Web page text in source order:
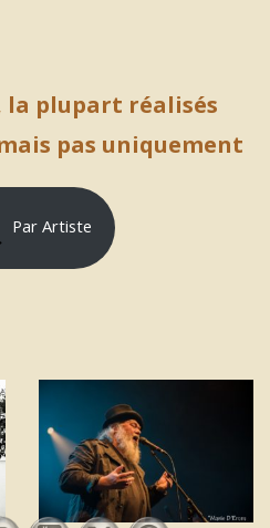
la plupart réalisés
pas uniquement
Par Artiste